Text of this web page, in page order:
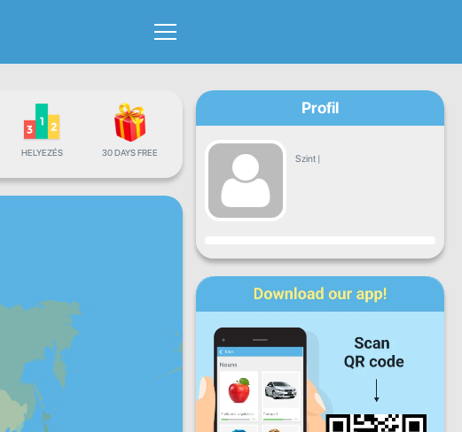
HELYEZÉS 30 DAYS FREE
Profil
Szint |
Haladás
Sze Cs
Szo V